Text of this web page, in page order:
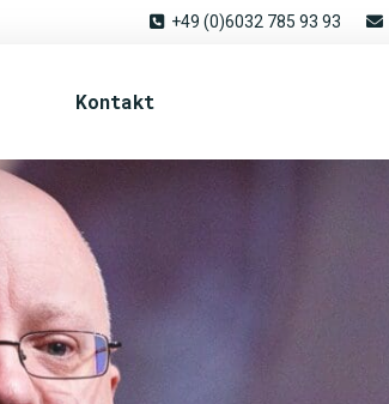
+49 (0)6032 785 93 93
Kontakt